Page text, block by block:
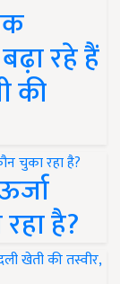
रहे हैं
की
है?